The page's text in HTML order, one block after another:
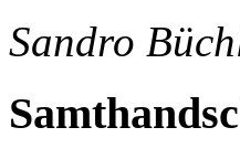
Sandro